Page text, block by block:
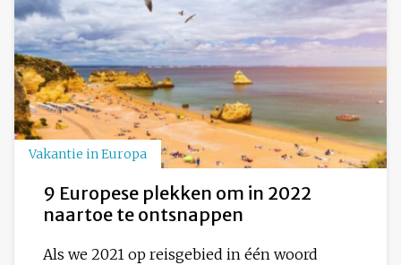
Vakantie in Europa
9 Europese plekken om in 2022
naartoe te ontsnappen
Als we 2021 op reisgebied in één woord